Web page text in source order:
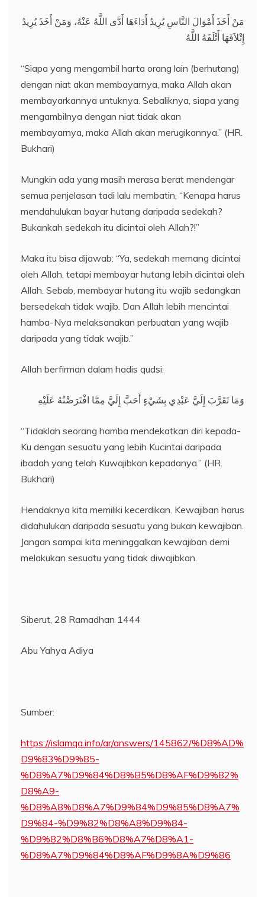
مَنْ أَخَذَ أَمْوَالَ النَّاسِ يُرِيدُ أَدَاءَهَا أَدَّى اللَّهُ عَنْهُ، وَمَنْ أَخَذَ يُرِيدُ
إِتْلاَفَهَا أَتْلَفَهُ اللَّهُ
“Siapa yang mengambil harta orang lain (berhutang)
dengan niat akan membayarnya, maka Allah akan
membayarkannya untuknya. Sebaliknya, siapa yang
mengambilnya dengan niat tidak akan
membayarnya, maka Allah akan merugikannya.” (HR.
Bukhari)
Mungkin ada yang masih merasa berat mendengar
semua penjelasan tadi lalu membatin, “Kenapa harus
mendahulukan bayar hutang daripada sedekah?
Bukankah sedekah itu dicintai oleh Allah?!”
Maka itu bisa dijawab: “Ya, sedekah memang dicintai
oleh Allah, tetapi membayar hutang lebih dicintai oleh
Allah. Sebab, membayar hutang itu wajib sedangkan
bersedekah tidak wajib. Dan Allah lebih mencintai
hamba-Nya melaksanakan perbuatan yang wajib
daripada yang tidak wajib.”
Allah berfirman dalam hadis qudsi:
وَمَا تَقَرَّبَ إِلَيَّ عَبْدِي بِشَيْءٍ أَحَبَّ إِلَيَّ مِمَّا افْتَرَضْتُهُ عَلَيْهِ
“Tidaklah seorang hamba mendekatkan diri kepada-
Ku dengan sesuatu yang lebih Kucintai daripada
ibadah yang telah Kuwajibkan kepadanya.” (HR.
Bukhari)
Hendaknya kita memiliki kecerdikan. Kewajiban harus
didahulukan daripada sesuatu yang bukan kewajiban.
Jangan sampai kita meninggalkan kewajiban demi
melakukan sesuatu yang tidak diwajibkan.
Siberut, 28 Ramadhan 1444
Abu Yahya Adiya
Sumber:
https://islamqa.info/ar/answers/145862/%D8%AD%
D9%83%D9%85-
%D8%A7%D9%84%D8%B5%D8%AF%D9%82%
D8%A9-
%D8%A8%D8%A7%D9%84%D9%85%D8%A7%
D9%84-%D9%82%D8%A8%D9%84-
%D9%82%D8%B6%D8%A7%D8%A1-
%D8%A7%D9%84%D8%AF%D9%8A%D9%86